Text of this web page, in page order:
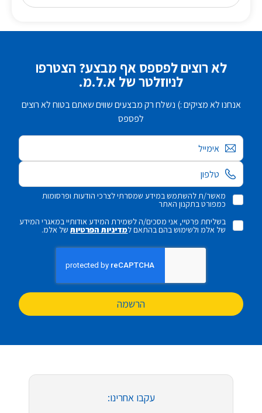
לא רוצים לפספס אף מבצע? הצטרפו
לניוזלטר של א.ל.מ.
אנחנו לא מציקים :) נשלח רק מבצעים שווים שאתם בטוח לא רוצים
לפספס
אימייל
מאשר/ת להשתמש במידע שמסרתי לצרכי הודעות ופרסומות
כמפורט בתקנון האתר
בשליחת פרטיי, אני מסכים/ה לשמירת המידע אודותיי במאגרי המידע
של אלמ ולשימוש בהם בהתאם למדיניות הפרטיותשל אלמ.
הרשמה
עקבו אחרינו: